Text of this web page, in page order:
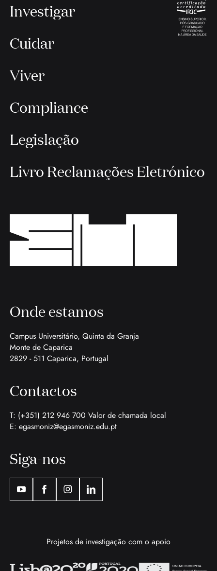
Investigar
Cuidar
Viver
Compliance
Legislação
Livro Reclamações Eletrónico
Onde estamos
Campus Universitário, Quinta da Granja
Monte de Caparica
2829 - 511 Caparica, Portugal
Contactos
T: (+351) 212 946 700 Valor de chamada local
E: egasmoniz@egasmoniz.edu.pt
Siga-nos
Projetos de investigação com o apoio